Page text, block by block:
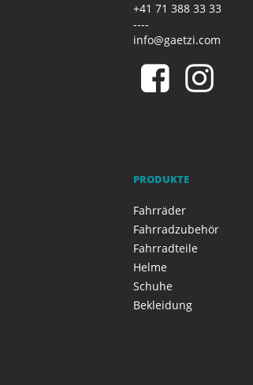
+41 71 388 33 33
----
info@gaetzi.com
PRODUKTE
Fahrräder
Fahrradzubehör
Fahrradteile
Helme
Schuhe
Bekleidung